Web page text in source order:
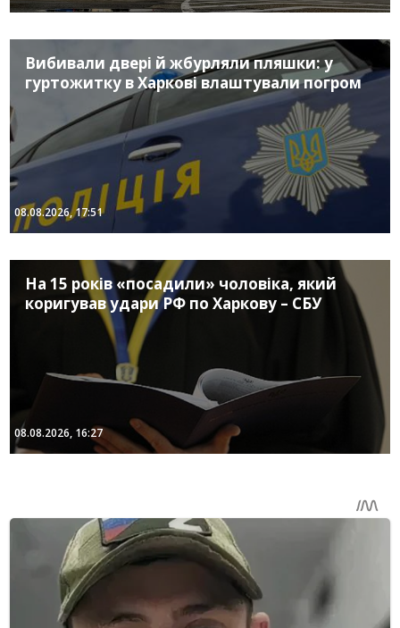
Вибивали двері й жбурляли пляшки: у
гуртожитку в Харкові влаштували погром
08.08.2026, 17:51
На 15 років «посадили» чоловіка, який
коригував удари РФ по Харкову – СБУ
08.08.2026, 16:27